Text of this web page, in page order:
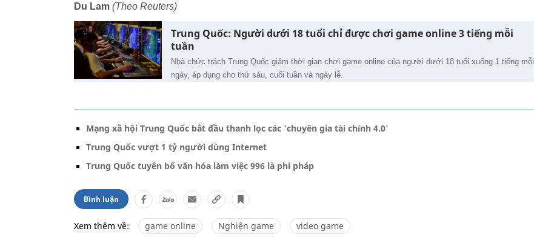
Du Lam (Theo Reuters)
Trung Quốc: Người dưới 18 tuổi chỉ được chơi game online 3 tiếng mỗi
tuần
Nhà chức trách Trung Quốc giảm thời gian chơi game online của người dưới 18 tuổi xuống 1 tiếng mỗi
ngày, áp dụng cho thứ sáu, cuối tuần và ngày lễ.
Mạng xã hội Trung Quốc bắt đầu thanh lọc các 'chuyên gia tài chính 4.0'
Trung Quốc vượt 1 tỷ người dùng Internet
Trung Quốc tuyên bố văn hóa làm việc 996 là phi pháp
Bình luận
Xem thêm về: game online Nghiện game video game